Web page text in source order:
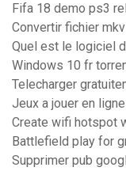
Fifa 18 demo ps3
Convertir fichier
Quel est le logiciel
Windows 10 fr
Telecharger
Jeux a jouer en
Create wifi hotspot
Battlefield play for
Supprimer pub